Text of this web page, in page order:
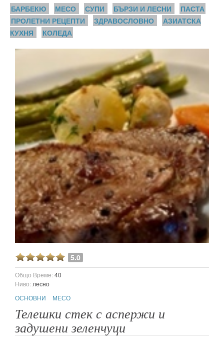
БАРБЕКЮ МЕСО СУПИ БЪРЗИ И ЛЕСНИ
ПАСТА
ПРОЛЕТНИ РЕЦЕПТИ
ЗДРАВОСЛОВНО
АЗИАТСКА
КУХНЯ
КОЛЕДА
5.0
Общо Време:40
Ниво: лесно
ОСНОВНИ
МЕСО
Телешки стек с аспержи и
задушени зеленчуци